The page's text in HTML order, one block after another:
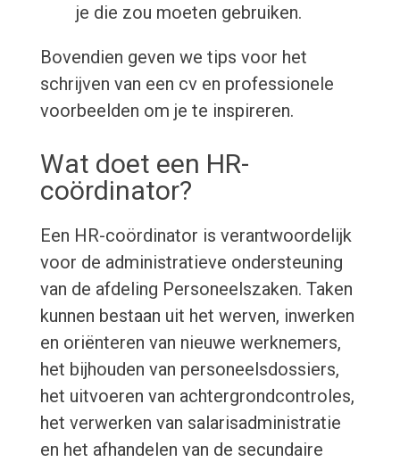
je die zou moeten gebruiken.
Bovendien geven we tips voor het
schrijven van een cv en professionele
voorbeelden om je te inspireren.
Wat doet een HR-
coördinator?
Een HR-coördinator is verantwoordelijk
voor de administratieve ondersteuning
van de afdeling Personeelszaken. Taken
kunnen bestaan uit het werven, inwerken
en oriënteren van nieuwe werknemers,
het bijhouden van personeelsdossiers,
het uitvoeren van achtergrondcontroles,
het verwerken van salarisadministratie
en het afhandelen van de secundaire